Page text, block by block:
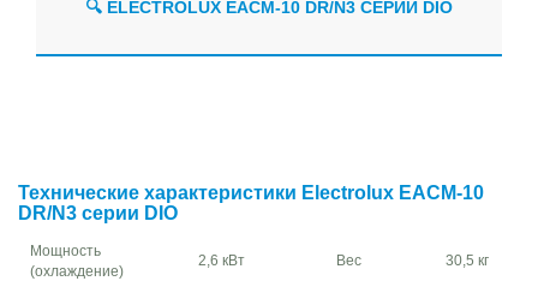
🔍 ELECTROLUX EACM-10 DR/N3 СЕРИИ DIO
Технические характеристики Electrolux EACM-10
DR/N3 серии DIO
Мощность
(охлаждение)
2,6 кВт Вес 30,5 кг